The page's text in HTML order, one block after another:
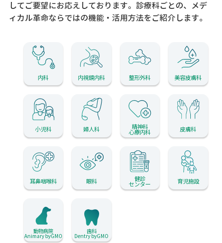
してご要望にお応えしております。 診療科ごとの、メデ
ィカル革命ならではの機能・活用方法をご紹介します。
内科 内視鏡内科 整形外科 美容皮膚科
小児科 婦人科 精神科
心療内科 皮膚科
耳鼻咽喉科 眼科 健診
センター 育児施設
動物病院
Animary byGMO
歯科
Dentry byGMO